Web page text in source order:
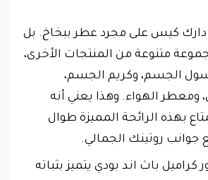
دارك كيس على مجرد عطر ببخاخ. بل
متنوعة من المنتجات الأخرى،
الجسم، وكريم الجسم،
ومعطر الهواء. وهذا يعني أنه
بهذه الرائحة المميزة طوال
جوانب روتينك الجمالي.
باث اند بودي يتميز بثباته